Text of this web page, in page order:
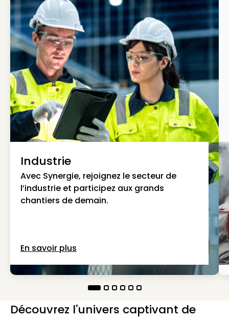
Industrie
Avec Synergie, rejoignez le secteur de
l’industrie et participez aux grands
chantiers de demain.
En savoir plus
Découvrez l'univers captivant de